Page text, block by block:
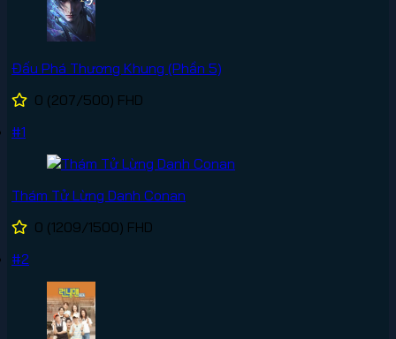
Đấu Phá Thương Khung (Phần 5)
0 (207/500) FHD
#1
Thám Tử Lừng Danh Conan
0 (1209/1500) FHD
#2